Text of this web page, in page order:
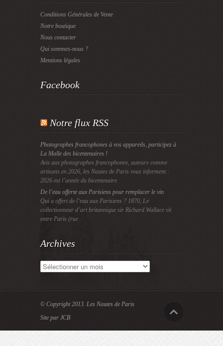
Conditions Générales de Vente
Notre boutique
Nous contacter
Qui sommes-nous ?
Mentions légales
Facebook
Notre flux RSS
Photographes francophones à vos appareils, participez à
La Malle des bicentenaires !
Avis aux photographes francophones, auteurs comme
artisans en 2026, les Nautes de Paris vous informent :
2026 est l’année du bicentenaire
De l’eau offerte aux Parisiens pour remplacer le vin
Qui a offert de l’eau aux Parisiens ? 1870, Le
collectionneur d’art britannique sir Richard Wallace vit
entre Paris (rue
Archives
Archives
© Copyright 2013. Les Nautes de Paris
Site par JCB